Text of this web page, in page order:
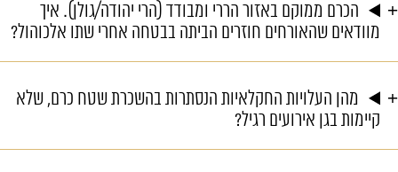
הכרם ממוקם באזור הררי ומבודד (הרי יהודה/גולן). איך
מוודאים שהאורחים חוזרים הביתה בבטחה אחרי שתו אלכוהול?
מהן העלויות החקלאיות הנסתרות בהשכרת שטח כרם, שלא
קיימות בגן אירועים רגיל?